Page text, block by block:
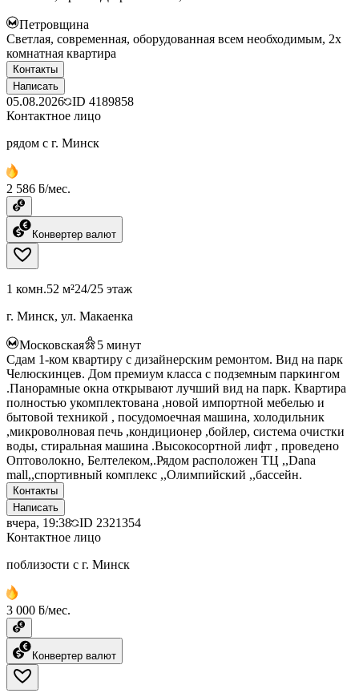
Петровщина
Светлая, современная, оборудованная всем необходимым, 2х
комнатная квартира
Контакты
Написать
05.08.2026 ID 4189858
Контактное лицо
рядом с г. Минск
2 586 ƃ/мес.
Конвертер валют
1 комн.52 м²24/25 этаж
г. Минск, ул. Макаенка
Московская 5 минут
Сдам 1-ком квартиру с дизайнерским ремонтом. Вид на парк
Челюскинцев. Дом премиум класса с подземным паркингом
.Панорамные окна открывают лучший вид на парк. Квартира
полностью укомплектована ,новой импортной мебелью и
бытовой техникой , посудомоечная машина, холодильник
,микроволновая печь ,кондиционер ,бойлер, система очистки
воды, стиральная машина .Высокосортной лифт , проведено
Оптоволокно, Белтелеком,.Рядом расположен ТЦ ,,Dana
mall,,спортивный комплекс ,,Олимпийский ,,бассейн.
Контакты
Написать
вчера, 19:38 ID 2321354
Контактное лицо
поблизости с г. Минск
3 000 ƃ/мес.
Конвертер валют